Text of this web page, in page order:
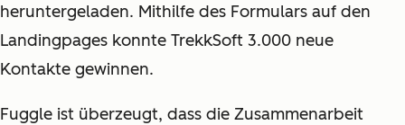
heruntergeladen. Mithilfe des Formulars auf den
Landingpages konnte TrekkSoft 3.000 neue
Kontakte gewinnen.
Fuggle ist überzeugt, dass die Zusammenarbeit